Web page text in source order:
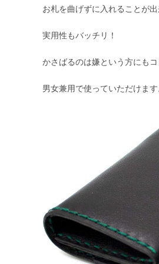
お札を曲げずに入れることが出
実用性もバッチリ！
かさばるのは嫌という方にも
男女兼用で使っていただけます